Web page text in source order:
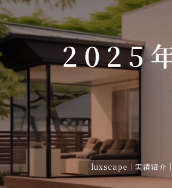
2025
luxscape ｜ 実績紹介